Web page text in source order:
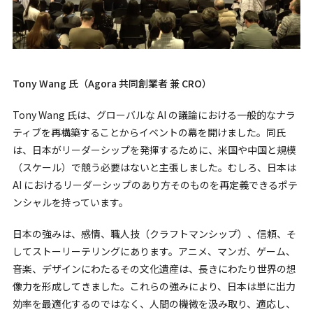
Tony Wang 氏（Agora 共同創業者 兼 CRO）
Tony Wang 氏は、グローバルな AI の議論における一般的なナラ
ティブを再構築することからイベントの幕を開けました。同氏
は、日本がリーダーシップを発揮するために、米国や中国と規模
（スケール）で競う必要はないと主張しました。むしろ、日本は
AI におけるリーダーシップのあり方そのものを再定義できるポテ
ンシャルを持っています。
日本の強みは、感情、職人技（クラフトマンシップ）、信頼、そ
してストーリーテリングにあります。アニメ、マンガ、ゲーム、
音楽、デザインにわたるその文化遺産は、長きにわたり世界の想
像力を形成してきました。これらの強みにより、日本は単に出力
効率を最適化するのではなく、人間の機微を汲み取り、適応し、